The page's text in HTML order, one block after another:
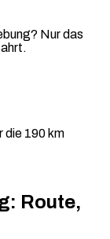
Nur das
die 190 km
Route,